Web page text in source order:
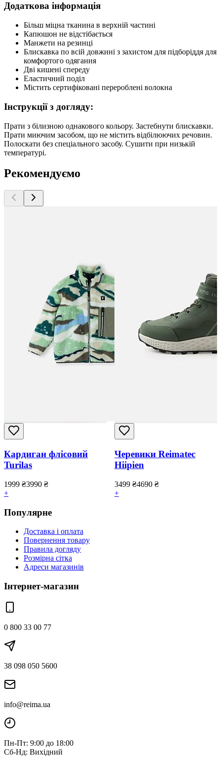
Додаткова інформація
Більш міцна тканина в верхній частині
Капюшон не відстібається
Манжети на резинці
Блискавка по всій довжині з захистом для підборіддя для
комфортого одягання
Дві кишені спереду
Еластичний поділ
Містить сертифіковані перероблені волокна
Інструкції з догляду:
Прати з білизною однакового кольору. Застебнути блискавки.
Прати миючим засобом, що не містить відбілюючих речовин.
Полоскати без спеціального засобу. Сушити при низькій
температурі.
Рекомендуємо
Кардиган флісовий
Turilas
1999 ₴3990 ₴
+
Черевики Reimatec
Hiipien
3499 ₴4690 ₴
+
Популярне
Доставка і оплата
Повернення товару
Правила догляду
Розмірна сітка
Адреси магазинів
Інтернет-магазин
0 800 33 00 77
38 098 050 5600
info@reima.ua
Пн-Пт: 9:00 до 18:00
Сб-Нд: Вихідний